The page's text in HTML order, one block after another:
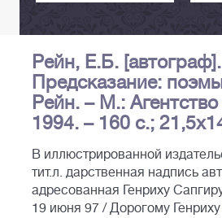
Рейн, Е.Б. [автограф].
Предсказание:
Рейн. – М.:
1994. – 160 с.;
В иллюстрированной
тит.л. дарственная надпись
адресованная Генриху
19 июня 97 / Дорогому